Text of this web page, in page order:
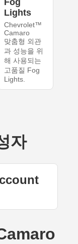
Fog
Lights
Chevrolet™
Camaro
맞춤형 외관
과 성능을 위
해 사용되는
고품질 Fog
Lights.
자